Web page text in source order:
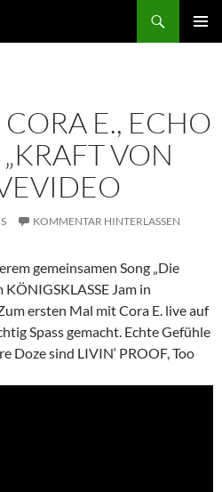
E., ECHO
VON
KOMMENTAR HINTERLASSEN
gemeinsamen Song „Die
Jam in
ersten Mal mit Cora E. live auf
Spass gemacht. Echte Gefühle
Doze sind LIVIN‘ PROOF, Too